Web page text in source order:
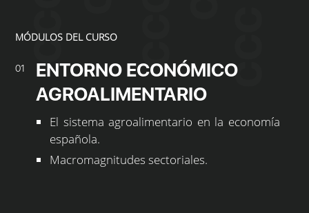
MÓDULOS DEL CURSO
01
ENTORNO ECONÓMICO
AGROALIMENTARIO
El sistema agroalimentario en la economía
española.
Macromagnitudes sectoriales.